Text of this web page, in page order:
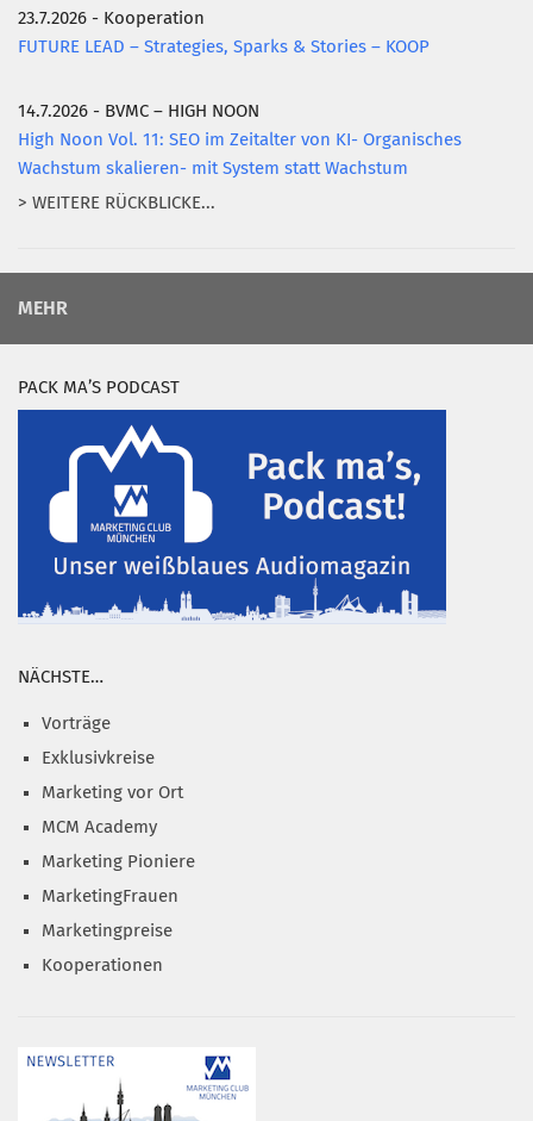
23.7.2026 - Kooperation
FUTURE LEAD – Strategies, Sparks & Stories – KOOP
14.7.2026 - BVMC – HIGH NOON
High Noon Vol. 11: SEO im Zeitalter von KI- Organisches
Wachstum skalieren- mit System statt Wachstum
> WEITERE RÜCKBLICKE...
MEHR
PACK MA’S PODCAST
NÄCHSTE…
Vorträge
Exklusivkreise
Marketing vor Ort
MCM Academy
Marketing Pioniere
MarketingFrauen
Marketingpreise
Kooperationen